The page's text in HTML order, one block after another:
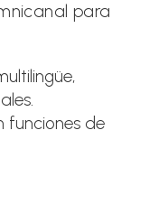
para
funciones de